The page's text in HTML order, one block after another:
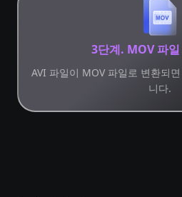
3단계. MOV 파
AVI 파일이 MOV 파일로 변환되
니다.